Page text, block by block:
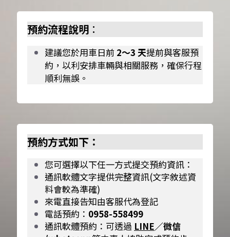
預約流程說明 ：
建議您於用車日前 2～3 天提前與客服預
約，以利安排車輛與相關服務，確保行程
順利無誤。
預約方式如下：
您可選擇以下任一方式提交預約資訊：
通訊軟體文字提供完整資訊(文字敘述資
料會較為準確)
來電直接告知由客服代為登記
電話預約： 0958-558499
通訊軟體預約：可透過 LINE／微信